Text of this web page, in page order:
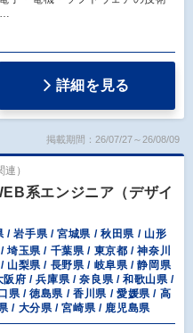
詳細を見る
掲載期間：26/07/27～26/08/09
）
系エンジニア（デザイ
/ 岩手県 / 宮城県 / 秋田県 / 山形
玉県 / 千葉県 / 東京都 / 神奈川
山梨県 / 長野県 / 岐阜県 / 静岡県
府 / 兵庫県 / 奈良県 / 和歌山県 /
県 / 徳島県 / 香川県 / 愛媛県 / 高
/ 大分県 / 宮崎県 / 鹿児島県